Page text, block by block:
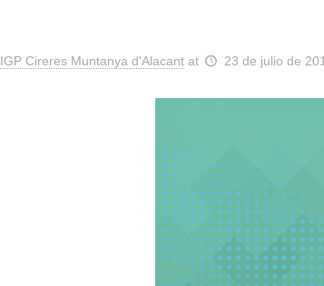
IGP Cireres Muntanya d'Alacant at 23 de julio de